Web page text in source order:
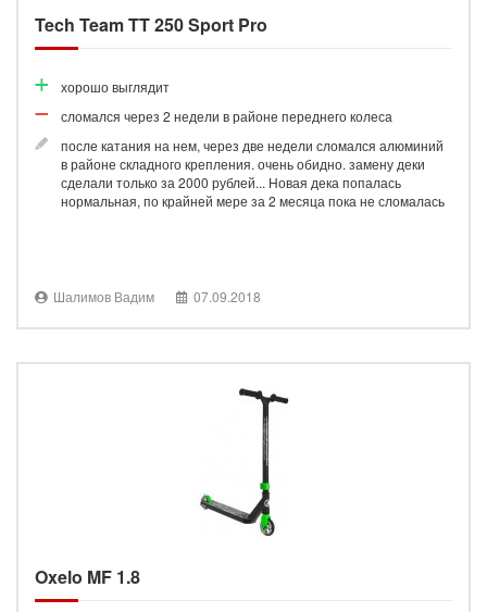
Tech Team TT 250 Sport Pro
хорошо выглядит
сломался через 2 недели в районе переднего колеса
после катания на нем, через две недели сломался алюминий
в районе складного крепления. очень обидно. замену деки
сделали только за 2000 рублей... Новая дека попалась
нормальная, по крайней мере за 2 месяца пока не сломалась
Шалимов Вадим 07.09.2018
Oxelo MF 1.8